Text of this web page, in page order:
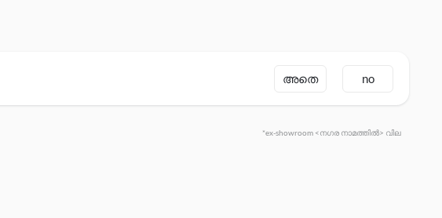
അതെ no
*ex-showroom <നഗര നാമത്തിൽ> വില